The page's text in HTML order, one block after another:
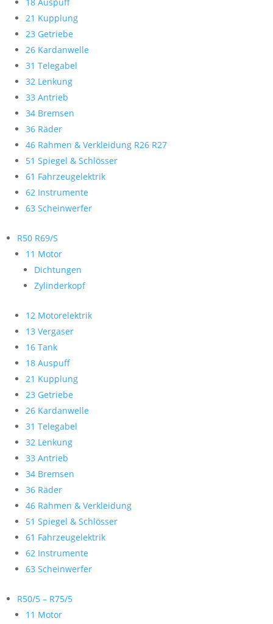
21 Kupplung
23 Getriebe
26 Kardanwelle
31 Telegabel
32 Lenkung
33 Antrieb
34 Bremsen
36 Räder
46 Rahmen & Verkleidung R26 R27
51 Spiegel & Schlösser
61 Fahrzeugelektrik
62 Instrumente
63 Scheinwerfer
R50 R69/S
11 Motor
Dichtungen
Zylinderkopf
12 Motorelektrik
13 Vergaser
16 Tank
18 Auspuff
21 Kupplung
23 Getriebe
26 Kardanwelle
31 Telegabel
32 Lenkung
33 Antrieb
34 Bremsen
36 Räder
46 Rahmen & Verkleidung
51 Spiegel & Schlösser
61 Fahrzeugelektrik
62 Instrumente
63 Scheinwerfer
R50/5 – R75/5
11 Motor